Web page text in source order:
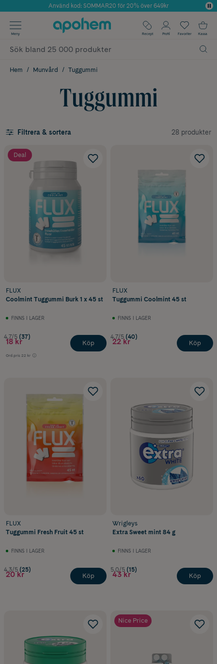
Årets Butik 2025 inom Skönhet
Använd kod: SOMMAR20 för 20% över 649kr
✓ Fri frakt
✓ Poäng på alla köp*
Meny Recept Profil Favoriter Kassa
Hem Munvård Tuggummi
Tuggummi
Filtrera & sortera 28 produkter
Deal
FLUX
Coolmint Tuggummi Burk 1 x 45 st
FINNS I LAGER
4.7/5 (37)
18 kr
Ord.pris 22 kr
Köp
FLUX
Tuggummi Coolmint 45 st
FINNS I LAGER
4.7/5 (40)
22 kr Köp
FLUX
Tuggummi Fresh Fruit 45 st
FINNS I LAGER
4.3/5 (25)
20 kr Köp
Wrigleys
Extra Sweet mint 84 g
FINNS I LAGER
5.0/5 (15)
43 kr Köp
Nice Price